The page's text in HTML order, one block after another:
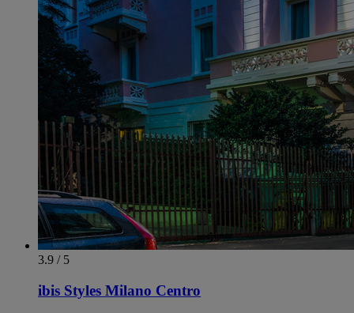
3.9 / 5
ibis Styles Milano Centro